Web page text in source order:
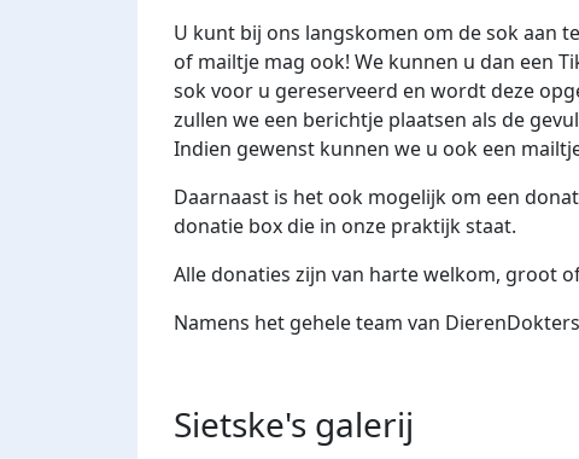
U kunt bij ons langskomen om de sok aan
of mailtje mag ook! We kunnen u dan een
sok voor u gereserveerd en wordt deze
zullen we een berichtje plaatsen als de
Indien gewenst kunnen we u ook een
Daarnaast is het ook mogelijk om een
donatie box die in onze praktijk staat.
Alle donaties zijn van harte welkom, groot
Namens het gehele team van
Sietske's galerij